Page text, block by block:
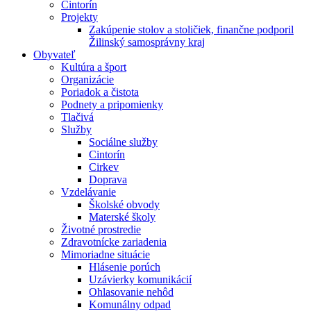
Cintorín
Projekty
Zakúpenie stolov a stoličiek, finančne podporil
Žilinský samosprávny kraj
Obyvateľ
Kultúra a šport
Organizácie
Poriadok a čistota
Podnety a pripomienky
Tlačivá
Služby
Sociálne služby
Cintorín
Cirkev
Doprava
Vzdelávanie
Školské obvody
Materské školy
Životné prostredie
Zdravotnícke zariadenia
Mimoriadne situácie
Hlásenie porúch
Uzávierky komunikácií
Ohlasovanie nehôd
Komunálny odpad